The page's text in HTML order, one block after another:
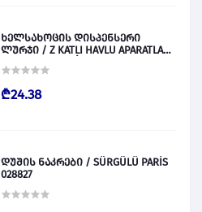
ხელსახოცის დისპენსერი
ლურჯი / Z KATLI HAVLU APARATLARI
₾24.38
დუშის ნაკრები / SÜRGÜLÜ PARİS
028827